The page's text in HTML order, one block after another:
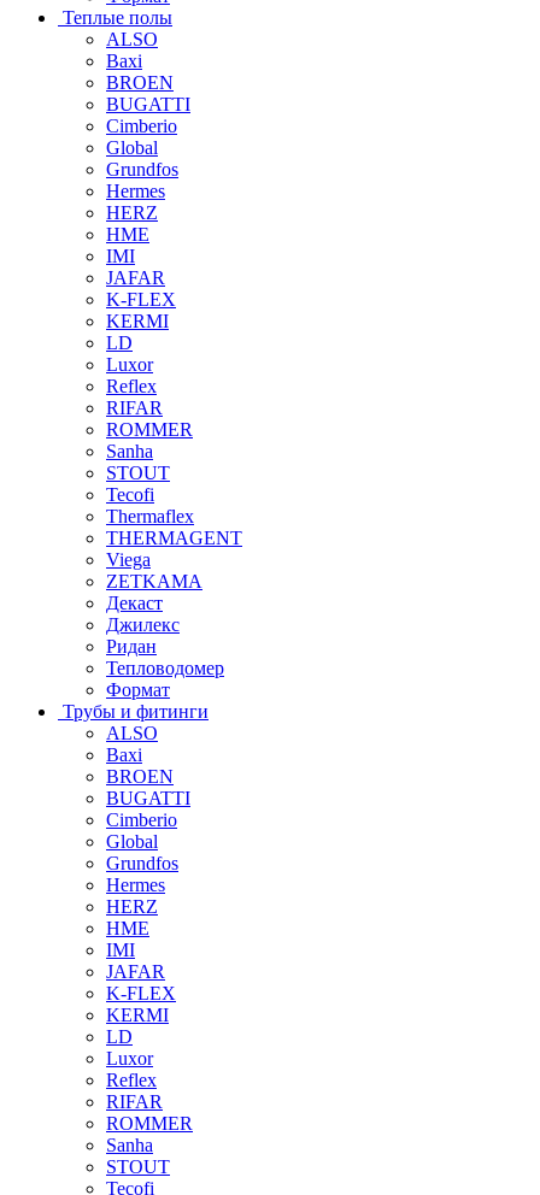
Теплые полы
ALSO
Baxi
BROEN
BUGATTI
Cimberio
Global
Grundfos
Hermes
HERZ
HME
IMI
JAFAR
K-FLEX
KERMI
LD
Luxor
Reflex
RIFAR
ROMMER
Sanha
STOUT
Tecofi
Thermaflex
THERMAGENT
Viega
ZETKAMA
Декаст
Джилекс
Ридан
Тепловодомер
Формат
Трубы и фитинги
ALSO
Baxi
BROEN
BUGATTI
Cimberio
Global
Grundfos
Hermes
HERZ
HME
IMI
JAFAR
K-FLEX
KERMI
LD
Luxor
Reflex
RIFAR
ROMMER
Sanha
STOUT
Tecofi